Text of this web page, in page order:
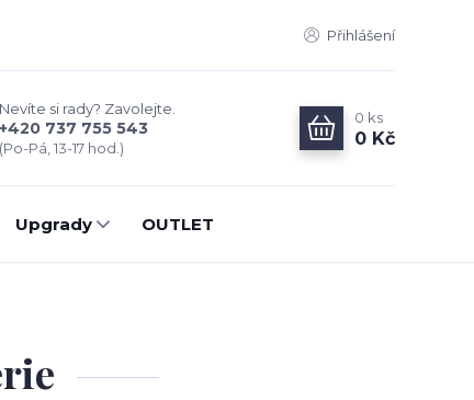
Přihlášení
Nevíte si rady? Zavolejte.
+420 737 755 543
(Po-Pá, 13-17 hod.)
0 ks
0 Kč
Upgrady OUTLET